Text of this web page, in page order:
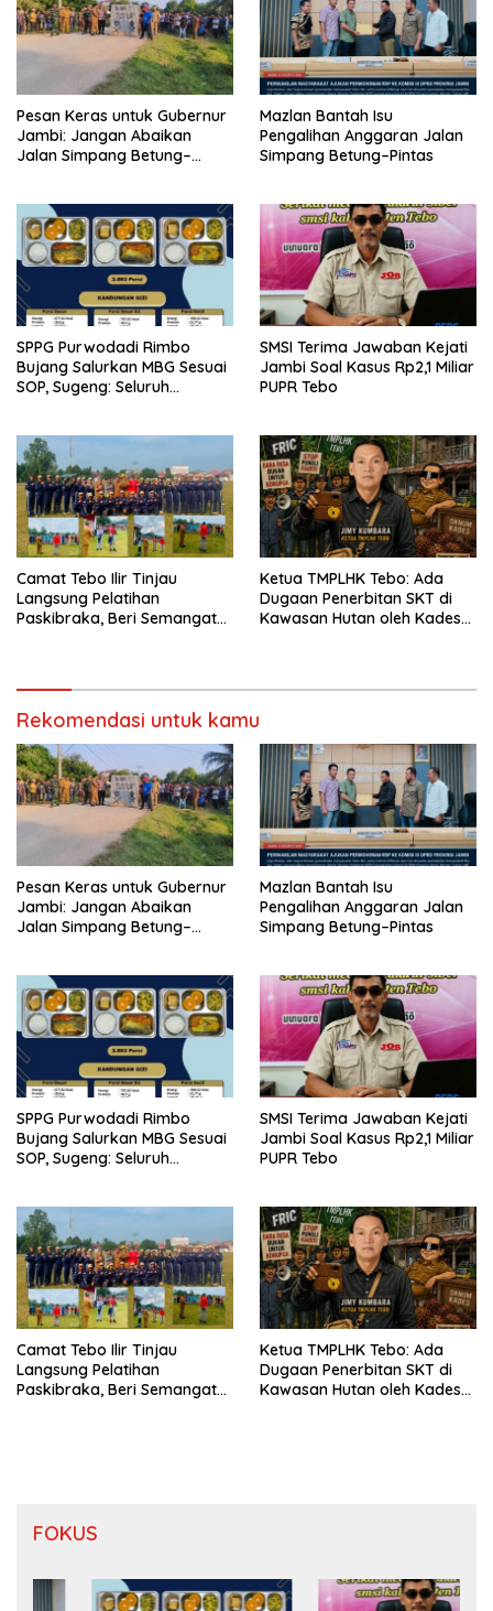
Pesan Keras untuk Gubernur
Jambi: Jangan Abaikan
Jalan Simpang Betung–
Mazlan Bantah Isu
Pengalihan Anggaran Jalan
Simpang Betung–Pintas
SPPG Purwodadi Rimbo
Bujang Salurkan MBG Sesuai
SOP, Sugeng: Seluruh
SMSI Terima Jawaban Kejati
Jambi Soal Kasus Rp2,1 Miliar
PUPR Tebo
Camat Tebo Ilir Tinjau
Langsung Pelatihan
Paskibraka, Beri Semangat
Ketua TMPLHK Tebo: Ada
Dugaan Penerbitan SKT di
Kawasan Hutan oleh Kades
Rekomendasi untuk kamu
Pesan Keras untuk Gubernur
Jambi: Jangan Abaikan
Jalan Simpang Betung–
Mazlan Bantah Isu
Pengalihan Anggaran Jalan
Simpang Betung–Pintas
SPPG Purwodadi Rimbo
Bujang Salurkan MBG Sesuai
SOP, Sugeng: Seluruh
SMSI Terima Jawaban Kejati
Jambi Soal Kasus Rp2,1 Miliar
PUPR Tebo
Camat Tebo Ilir Tinjau
Langsung Pelatihan
Paskibraka, Beri Semangat
Ketua TMPLHK Tebo: Ada
Dugaan Penerbitan SKT di
Kawasan Hutan oleh Kades
FOKUS